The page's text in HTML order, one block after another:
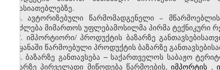
მახასიათებლებზე.
6. ავტორიზებული წარმომადგენელი −
შეიძლება მიმართოს უფლებამოსილმა პირმა ტექნიკური
7. იმპორტიორი/ პროდუქტის ბაზარზე
ქვეყანაში წარმოებული პროდუქტის ბაზარზე განთავსებ
8. ბაზარზე განთავსება – საქართველოს საბაჟო
ბაზარზე პირველადი მიწოდება წარმოების,იმპორტის ,